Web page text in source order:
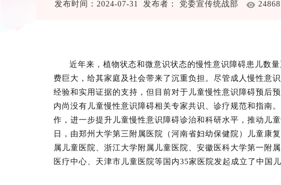
发布时间：2024-07-31 发布者： 党委宣传统战部 24868
近年来，植物状态和微意识状态的慢性意识障碍患儿数
费巨大，给其家庭及社会带来了沉重负担。尽管成人慢性意
经验和实用证据的支持，但目前对于儿童慢性意识障碍预后
内尚没有儿童慢性意识障碍相关专家共识、诊疗规范和指南
作，进一步提升儿童慢性意识障碍诊治和科研水平，推动儿
日，由郑州大学第三附属医院（河南省妇幼保健院 ）
儿童康
属儿童医院、浙江大学附属儿童医院、安徽医科大学第一附
医疗中心、天津市儿童医院等国内35家医院发起成立了中国